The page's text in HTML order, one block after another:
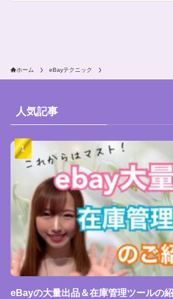
ホーム eBayテクニック
人気記事
eBayの大量出品＆在庫管理ツールの